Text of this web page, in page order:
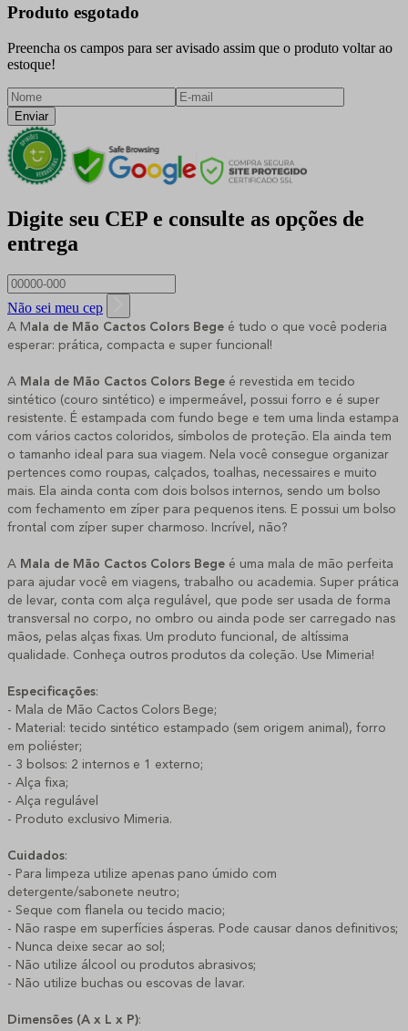
Produto esgotado
Preencha os campos para ser avisado assim que o produto voltar ao
estoque!
Enviar
Digite seu CEP e consulte as opções de
entrega
Não sei meu cep
A M ala de Mão Cactos Colors Bege é tudo o que você poderia
esperar: prática, compacta e super funcional!
A Mala de Mão Cactos Colors Bege é revestida em tecido
sintético (couro sintético) e impermeável, possui forro e é super
resistente. É estampada com fundo bege e tem uma linda estampa
com vários cactos coloridos, símbolos de proteção. Ela ainda tem
o tamanho ideal para sua viagem. Nela você consegue organizar
pertences como roupas, calçados, toalhas, necessaires e muito
mais. Ela ainda conta com dois bolsos internos, sendo um bolso
com fechamento em zíper para pequenos itens. E possui um bolso
frontal com zíper super charmoso. Incrível, não?
A Mala de Mão Cactos Colors Bege é uma mala de mão perfeita
para ajudar você em viagens, trabalho ou academia. Super prática
de levar, conta com alça regulável, que pode ser usada de forma
transversal no corpo, no ombro ou ainda pode ser carregado nas
mãos, pelas alças fixas. Um produto funcional, de altíssima
qualidade. Conheça outros produtos da coleção. Use Mimeria!
Especificações:
- Mala de Mão Cactos Colors Bege;
- Material: tecido sintético estampado (sem origem animal), forro
em poliéster;
- 3 bolsos: 2 internos e 1 externo;
- Alça fixa;
- Alça regulável
- Produto exclusivo Mimeria.
Cuidados:
- Para limpeza utilize apenas pano úmido com
detergente/sabonete neutro;
- Seque com flanela ou tecido macio;
- Não raspe em superfícies ásperas. Pode causar danos definitivos;
- Nunca deixe secar ao sol;
- Não utilize álcool ou produtos abrasivos;
- Não utilize buchas ou escovas de lavar.
Dimensões (A x L x P):